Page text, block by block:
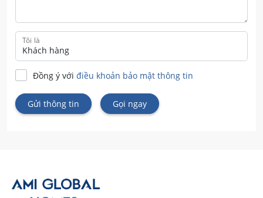
Tôi là
Đồng ý với điều khoản bảo mật thông tin
Gửi thông tin Gọi ngay